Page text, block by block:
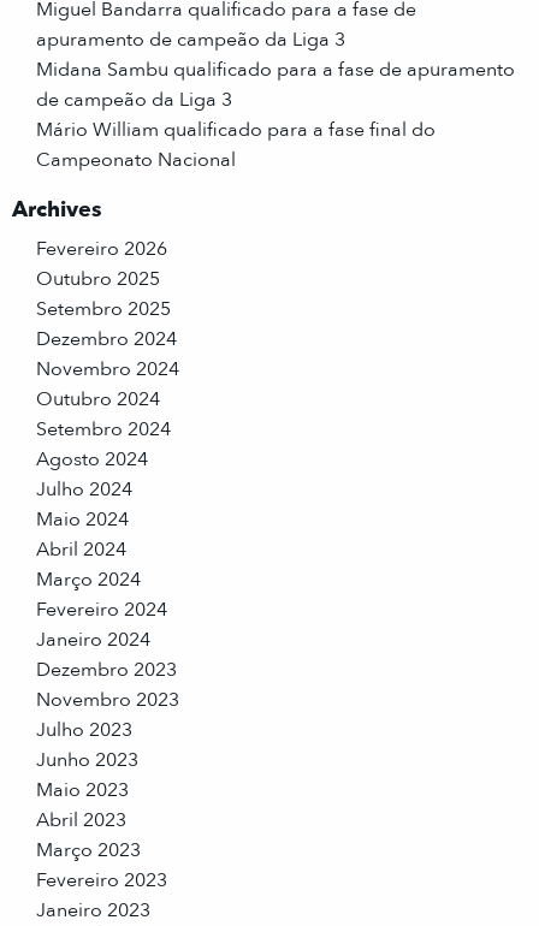
Miguel Bandarra qualificado para a fase de
apuramento de campeão da Liga 3
Midana Sambu qualificado para a fase de apuramento
de campeão da Liga 3
Mário William qualificado para a fase final do
Campeonato Nacional
Archives
Fevereiro 2026
Outubro 2025
Setembro 2025
Dezembro 2024
Novembro 2024
Outubro 2024
Setembro 2024
Agosto 2024
Julho 2024
Maio 2024
Abril 2024
Março 2024
Fevereiro 2024
Janeiro 2024
Dezembro 2023
Novembro 2023
Julho 2023
Junho 2023
Maio 2023
Abril 2023
Março 2023
Fevereiro 2023
Janeiro 2023